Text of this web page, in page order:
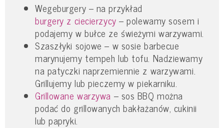
Wegeburgery – na przykład
burgery z ciecierzycy – polewamy sosem i
podajemy w bułce ze świeżymi warzywami.
Szaszłyki sojowe – w sosie barbecue
marynujemy tempeh lub tofu. Nadziewamy
na patyczki naprzemiennie z warzywami.
Grillujemy lub pieczemy w piekarniku.
Grillowane warzywa – sos BBQ można
podać do grillowanych bakłażanów, cukinii
lub papryki.